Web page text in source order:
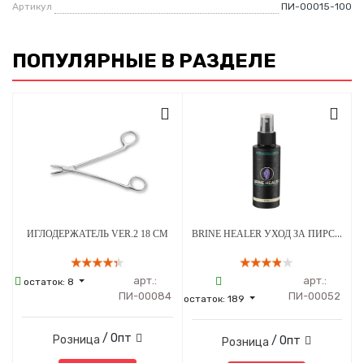
Артикул ПИ-00015-100
ПОПУЛЯРНЫЕ В РАЗДЕЛЕ
ИГЛОДЕРЖАТЕЛЬ VER.2 18 СМ
остаток: 8
арт.:
ПИ-00084
Розница / Опт
BRINE HEALER УХОД ЗА ПИРСИНГОМ - СРЕДСТВО ДЛЯ ЗАЖИВЛЕНИЯ - 100 МЛ
остаток: 189
арт.:
ПИ-00052
Розница / Опт